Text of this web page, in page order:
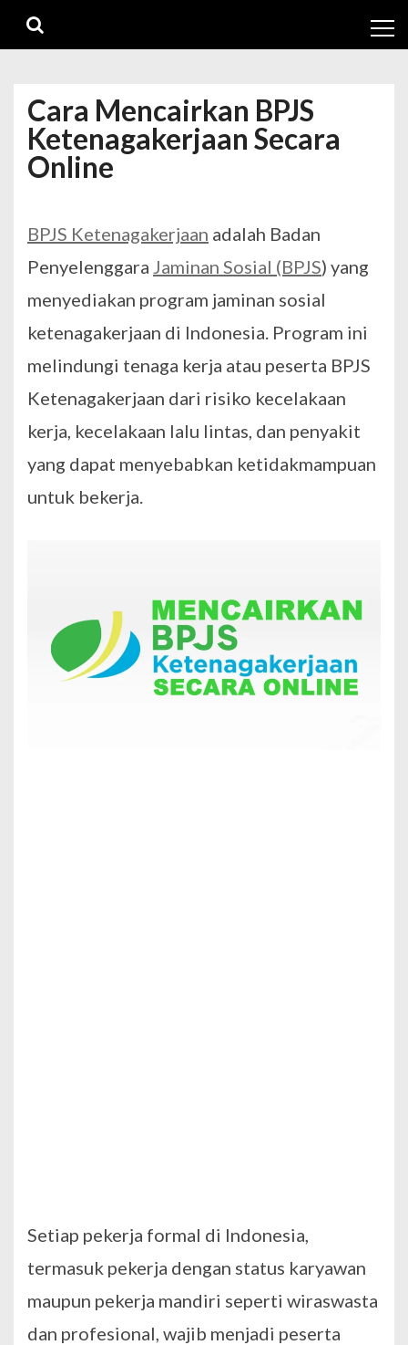
navigation
content
Cara Mencairkan BPJS
Ketenagakerjaan Secara
Online
BPJS Ketenagakerjaan adalah Badan
Penyelenggara Jaminan Sosial (BPJS) yang
menyediakan program jaminan sosial
ketenagakerjaan di Indonesia. Program ini
melindungi tenaga kerja atau peserta BPJS
Ketenagakerjaan dari risiko kecelakaan
kerja, kecelakaan lalu lintas, dan penyakit
yang dapat menyebabkan ketidakmampuan
untuk bekerja.
Setiap pekerja formal di Indonesia,
termasuk pekerja dengan status karyawan
maupun pekerja mandiri seperti wiraswasta
dan profesional, wajib menjadi peserta